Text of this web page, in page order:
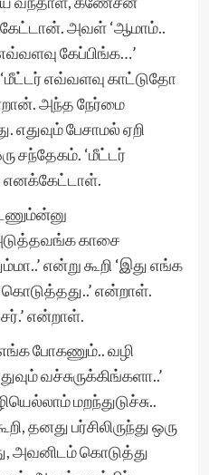
அவள் ‘ஆமாம்..
கேப்பிங்க…’
எவ்வளவு காட்டுதோ
அந்த நேர்மை
எதுவும் பேசாமல் ஏறி
சந்தேகம். ‘மீட்டர்
எனக்கேட்டாள்.
காசை
என்று கூறி ‘இது எங்க
என்றாள்.
என்றாள்.
போகணும்.. வழி
வச்சுருக்கிங்களா..’
மறந்துடுச்சு..
தனது பர்சிலிருந்து ஒரு
அவனிடம் கொடுத்து